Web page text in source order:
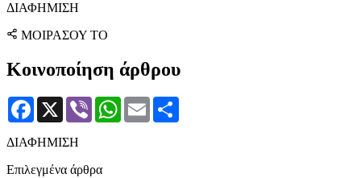
ΔΙΑΦΗΜΙΣΗ
ΜΟΙΡΑΣΟΥ ΤΟ
Κοινοποίηση άρθρου
Facebook
X Viber WhatsApp
Email
ΔΙΑΦΗΜΙΣΗ
Επιλεγμένα άρθρα